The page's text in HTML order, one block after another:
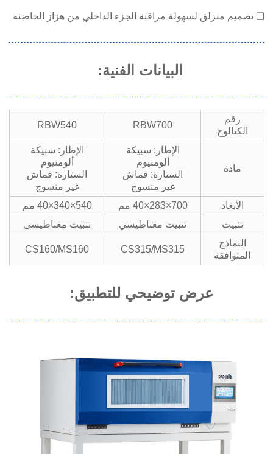
❏ تصميم منزلق لسهولة مراقبة الجزء الداخلي من هزاز الحاضنة
البيانات الفنية:
رقم
الكتالوج
RBW700
RBW540
مادة
الإطار: سبيكة
ألومنيوم
الستارة: قماش
غير منسوج
الإطار: سبيكة
ألومنيوم
الستارة: قماش
غير منسوج
الأبعاد
700×283×40 مم
540×340×40 مم
تثبيت
تثبيت مغناطيسي
تثبيت مغناطيسي
النماذج
المتوافقة
CS315/MS315
CS160/MS160
عرض توضيحي للتطبيق: